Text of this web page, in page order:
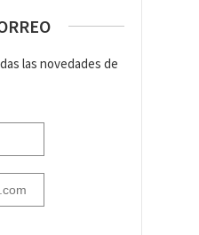
las novedades de